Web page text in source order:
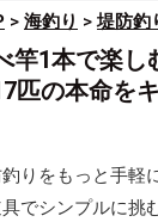
> 海釣り >堤防釣
竿1本で楽し
匹の本命を
りをもっと手軽
でシンプルに挑